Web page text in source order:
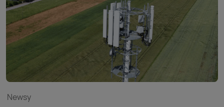
Newsy